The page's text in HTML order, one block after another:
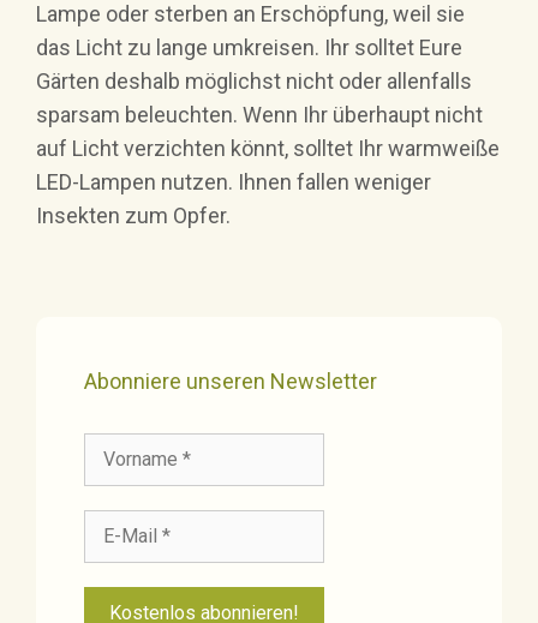
Lampe oder sterben an Erschöpfung, weil sie
das Licht zu lange umkreisen. Ihr solltet Eure
Gärten deshalb möglichst nicht oder allenfalls
sparsam beleuchten. Wenn Ihr überhaupt nicht
auf Licht verzichten könnt, solltet Ihr warmweiße
LED-Lampen nutzen. Ihnen fallen weniger
Insekten zum Opfer.
Abonniere unseren Newsletter